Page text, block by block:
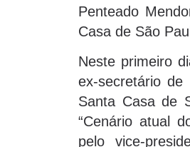
Penteado
Casa de São
Neste primeiro
ex-secretário
Santa Casa de
“Cenário atual
pelo vice-